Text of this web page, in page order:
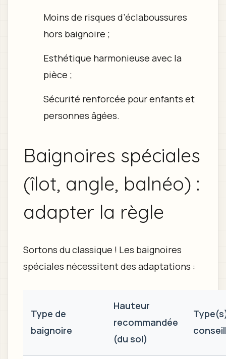
Moins de risques d’éclaboussures
hors baignoire ;
Esthétique harmonieuse avec la
pièce ;
Sécurité renforcée pour enfants et
personnes âgées.
Baignoires spéciales
(îlot, angle, balnéo) :
adapter la règle
Sortons du classique ! Les baignoires
spéciales nécessitent des adaptations :
Type de
baignoire
Hauteur
recommandée
(du sol)